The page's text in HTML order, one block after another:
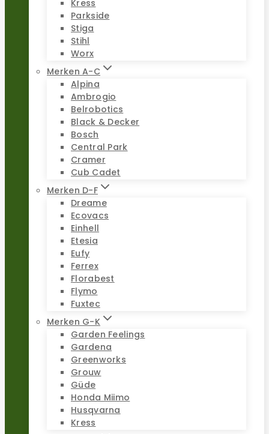
Kress
Parkside
Stiga
Stihl
Worx
Merken A-C
Alpina
Ambrogio
Belrobotics
Black & Decker
Bosch
Central Park
Cramer
Cub Cadet
Merken D-F
Dreame
Ecovacs
Einhell
Etesia
Eufy
Ferrex
Florabest
Flymo
Fuxtec
Merken G-K
Garden Feelings
Gardena
Greenworks
Grouw
Güde
Honda Miimo
Husqvarna
Kress